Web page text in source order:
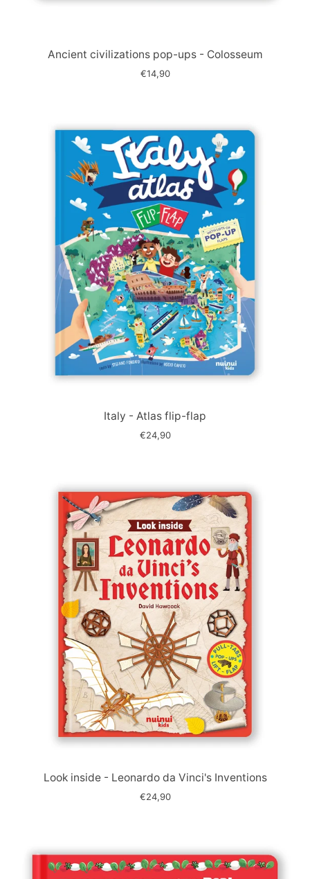
Ancient civilizations pop-ups - Colosseum
€14,90
slide
Italy - Atlas flip-flap
€24,90
slide
Look inside - Leonardo da Vinci's Inventions
€24,90